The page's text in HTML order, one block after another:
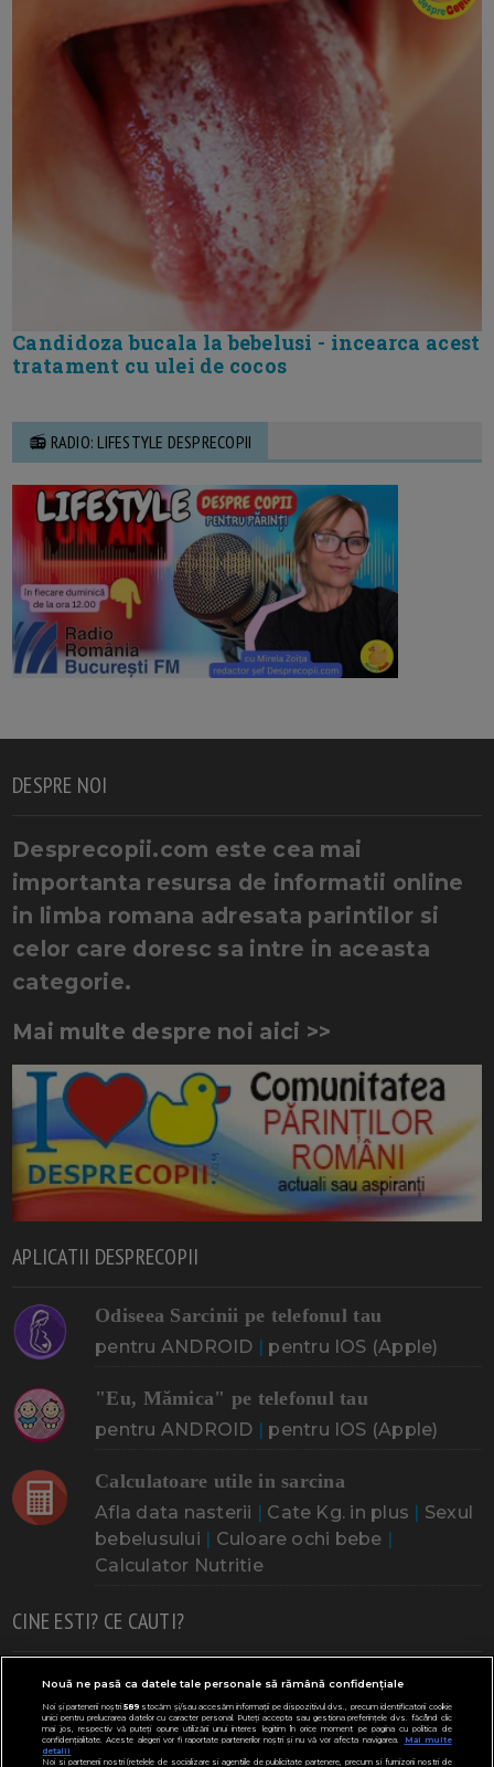
Candidoza bucala la bebelusi - incearca acest
tratament cu ulei de cocos
📻 RADIO: LIFESTYLE DESPRECOPII
DESPRE NOI
Desprecopii.com este cea mai
importanta resursa de informatii online
in limba romana adresata parintilor si
celor care doresc sa intre in aceasta
categorie.
Mai multe despre noi aici >>
APLICATII DESPRECOPII
Odiseea Sarcinii pe telefonul tau
pentru ANDROID | pentru IOS (Apple)
"Eu, Mămica" pe telefonul tau
pentru ANDROID | pentru IOS (Apple)
Calculatoare utile in sarcina
Afla data nasterii | Cate Kg. in plus | Sexul
bebelusului | Culoare ochi bebe |
Calculator Nutritie
CINE ESTI? CE CAUTI?
Doresc un copil Adoptia Probleme cu sarcina
Urmeaza sa nasc Probleme alaptare Bebe plange
Bebe febra Caut bona Cresa, Gradinta
Nouă ne pasă ca datele tale personale să rămână confidențiale
Noi și partenerii noștri589stocăm și/sau accesăm informații pe dispozitivul dvs., precum identificatorii cookie
unici pentru prelucrarea datelor cu caracter personal. Puteți accepta sau gestiona preferințele dvs. făcând clic
mai jos, respectiv vă puteți opune utilizării unui interes legitim în orice moment pe pagina cu politica de
confidențialitate. Aceste alegeri vor fi raportate partenerilor noștri și nu vă vor afecta navigarea.
Mai multe
detalii
Noi si partenerii nostri (retelele de socializare si agentiile de publicitate partenere, precum si furnizorii nostri de